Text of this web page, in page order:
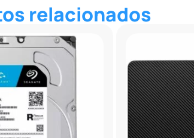
relacionados